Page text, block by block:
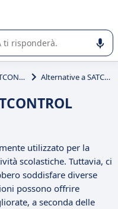
scelta di un
SATCONTROL Alternative a SATCONTROL
utilizzato per la
scolastiche. Tuttavia, ci
soddisfare diverse
possono offrire
a seconda delle